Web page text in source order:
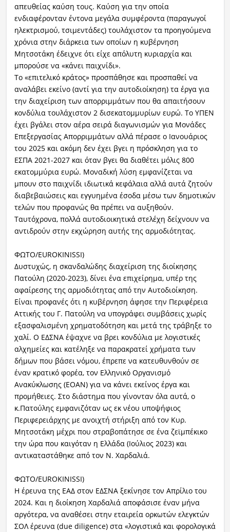
απευθείας καύση τους. Καύση για την οποία
ενδιαφέρονταν έντονα μεγάλα συμφέροντα (παραγωγοί
ηλεκτρισμού, τσιμεντάδες) τουλάχιστον τα προηγούμενα
χρόνια στην διάρκεια των οποίων η κυβέρνηση
Μητσοτάκη έδειχνε ότι είχε απόλυτη κυριαρχία και
μπορούσε να «κάνει παιχνίδι».
Το «επιτελικό κράτος» προσπάθησε και προσπαθεί να
αναλάβει εκείνο (αντί για την αυτοδιοίκηση) τα έργα για
την διαχείριση των απορριμμάτων που θα απαιτήσουν
κονδύλια τουλάχιστον 2 δισεκατομμυρίων ευρώ. Το ΥΠΕΝ
έχει βγάλει στον αέρα σειρά διαγωνισμών για Μονάδες
Επεξεργασίας Απορριμμάτων αλλά πέρασε ο Ιανουάριος
του 2025 και ακόμη δεν έχει βγει η πρόσκληση για το
ΕΣΠΑ 2021-2027 και όταν βγει θα διαθέτει μόλις 800
εκατομμύρια ευρώ. Μοναδική λύση εμφανίζεται να
μπουν στο παιχνίδι ιδιωτικά κεφάλαια αλλά αυτά ζητούν
διαβεβαιώσεις και εγγυημένα έσοδα μέσω των δημοτικών
τελών που προφανώς θα πρέπει να αυξηθούν.
Ταυτόχρονα, πολλά αυτοδιοικητικά στελέχη δείχνουν να
αντιδρούν στην εκχώρηση αυτής της αρμοδιότητας.
ΦΩΤΟ/EUROKINISSI)
Δυστυχώς, η σκανδαλώδης διαχείριση της διοίκησης
Πατούλη (2020-2023), δίνει ένα επιχείρημα, υπέρ της
αφαίρεσης της αρμοδιότητας από την Αυτοδιοίκηση.
Είναι προφανές ότι η κυβέρνηση άφησε την Περιφέρεια
Αττικής του Γ. Πατούλη να υπογράφει συμβάσεις χωρίς
εξασφαλισμένη χρηματοδότηση και μετά της τράβηξε το
χαλί. Ο ΕΔΣΝΑ έψαχνε να βρει κονδύλια με λογιστικές
αλχημείες και κατέληξε να παρακρατεί χρήματα των
δήμων που βάσει νόμου, έπρεπε να κατευθυνθούν σε
έναν κρατικό φορέα, τον Ελληνικό Οργανισμό
Ανακύκλωσης (ΕΟΑΝ) για να κάνει εκείνος έργα και
προμήθειες. Στο διάστημα που γίνονταν όλα αυτά, ο
κ.Πατούλης εμφανιζόταν ως εκ νέου υποψήφιος
Περιφερειάρχης με ανοιχτή στήριξη από τον Κυρ.
Μητσοτάκη μέχρι που στραβοπάτησε σε ένα ζεϊμπέκικο
την ώρα που καιγόταν η Ελλάδα (Ιούλιος 2023) και
αντικαταστάθηκε από τον Ν. Χαρδαλιά.
ΦΩΤΟ/EUROKINISSI)
Η έρευνα της ΕΑΔ στον ΕΔΣΝΑ ξεκίνησε τον Απρίλιο του
2024. Και η διοίκηση Χαρδαλιά αποφάσισε έναν μήνα
αργότερα, να αναθέσει στην εταιρεία ορκωτών ελεγκτών
ΣΟΛ έρευνα (due diligence) στα «λογιστικά και φορολογικά